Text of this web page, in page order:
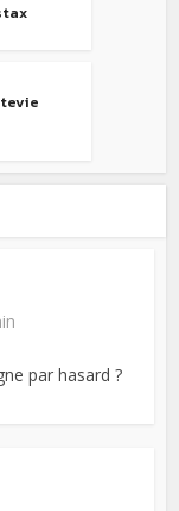
par hasard ?